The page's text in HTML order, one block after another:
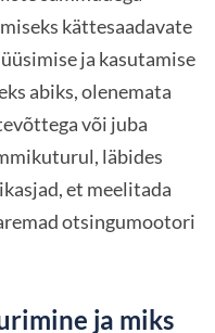
kättesaadavate
ja kasutamise
abiks, olenemata
või juba
läbides
et meelitada
otsingumootori
ja miks